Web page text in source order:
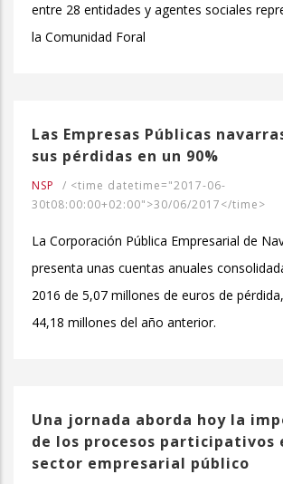
entre 28 entidades y agentes sociales
la Comunidad Foral
Las Empresas Públicas
sus pérdidas en un 90%
NSP / <time datetime="2017-06-
30t08:00:00+02:00">30/06/2017</time>
La Corporación Pública Empresarial de
presenta unas cuentas anuales
2016 de 5,07 millones de euros de
44,18 millones del año anterior.
Una jornada aborda hoy la
de los procesos participativos
sector empresarial público